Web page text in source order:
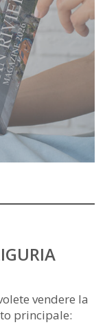
vendere la
principale: